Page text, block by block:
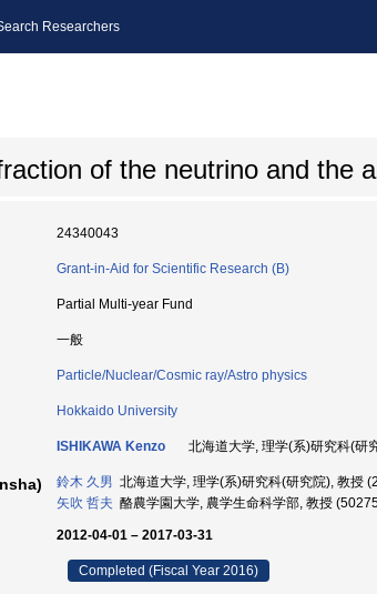
Researchers
of the neutrino and the
24340043
Grant-in-Aid for Scientific Research (B)
Partial Multi-year Fund
一般
Particle/Nuclear/Cosmic ray/Astro physics
Hokkaido University
ISHIKAWA Kenzo 北海道大学, 理学(系)研究科(研
鈴木 久男 北海道大学, 理学(系)研究科(研究院), 教授
矢吹 哲夫 酪農学園大学, 農学生命科学部, 教授
2012-04-01 – 2017-03-31
Completed (Fiscal Year 2016)